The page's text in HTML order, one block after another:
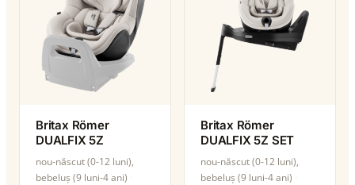
Britax Römer
DUALFIX 5Z
nou-născut (0-12 luni),
bebeluș (9 luni-4 ani)
Britax Römer
DUALFIX 5Z SET
nou-născut (0-12 luni),
bebeluș (9 luni-4 ani)